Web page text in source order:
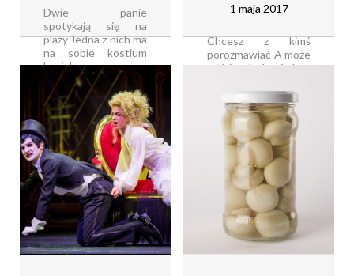
Dwie panie
spotykają się na
plaży Jedna z nich ma
na sobie kostium
kąpielowy
zaprojektowany
przez Anete
Kellerman, czyli
jednoczęściowy strój
pozbawiony ozdób,
mający rękawki,
okrągły dekolt i
nogawki sięgające
połowy uda Kobieta
wchodzi w [...]
Czytaj dalej...
1 maja 2017
Chcesz z kimś
porozmawiać A może
widzisz, że ktoś chce
Albo… zarówno Ty,
jak i druga osoba
macie chęć
pokonwersować, ale
nikt nie chce zrobić
pierwszego kroku
Czekacie, czekacie,
czekacie (…) i
czekacie… Jeśli [...]
Czytaj dalej...